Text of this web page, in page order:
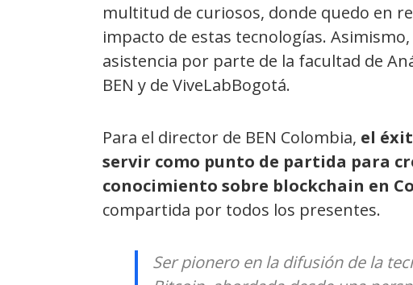
multitud de curiosos, donde quedo en
impacto de estas tecnologías.
asistencia por parte de la facultad de
BEN y de ViveLabBogotá.
Para el director de BEN Colombia, el
servir como punto de partida para
conocimiento sobre blockchain en
compartida por todos los presentes.
Ser pionero en la difusión de la